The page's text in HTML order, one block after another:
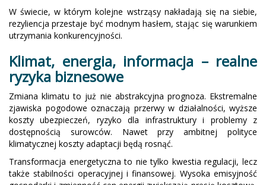
W świecie, w którym kolejne wstrząsy nakładają się na siebie,
rezyliencja przestaje być modnym hasłem, stając się warunkiem
utrzymania konkurencyjności.
Klimat, energia, informacja – realne
ryzyka biznesowe
Zmiana klimatu to już nie abstrakcyjna prognoza. Ekstremalne
zjawiska pogodowe oznaczają przerwy w działalności, wyższe
koszty ubezpieczeń, ryzyko dla infrastruktury i problemy z
dostępnością surowców. Nawet przy ambitnej polityce
klimatycznej koszty adaptacji będą rosnąć.
Transformacja energetyczna to nie tylko kwestia regulacji, lecz
także stabilności operacyjnej i finansowej. Wysoka emisyjność